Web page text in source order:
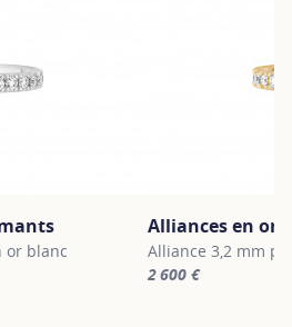
or blanc
Alliances en or
Alliance 3,2 mm
2 600 €